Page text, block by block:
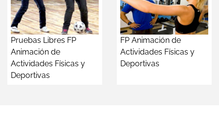
Pruebas Libres FP
Animación de
Actividades Físicas y
Deportivas
FP Animación de
Actividades Físicas y
Deportivas